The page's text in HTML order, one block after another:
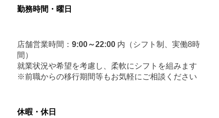
勤務時間・曜日
店舗営業時間： 9:00～22:00 内（シフト制、実働8時
間）
就業状況や希望を考慮し、柔軟にシフトを組みます
※前職からの移行期間等もお気軽にご相談ください
休暇・休日